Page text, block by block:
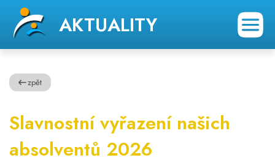
AKTUALITY
zpět
Slavnostní vyřazení našich
absolventů 2026